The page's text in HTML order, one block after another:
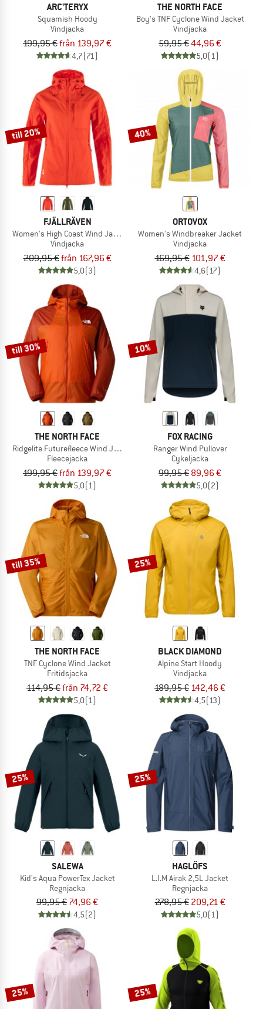
ARC'TERYX
Squamish Hoody
Vindjacka
199,95 €från 139,97 €
4,7(71)
THE NORTH FACE
Boy's TNF Cyclone Wind Jacket
Vindjacka
59,95 €44,96 €
5,0(1)
till 20%
FJÄLLRÄVEN
Women's High Coast Wind Jacket
Vindjacka
209,95 €från 167,96 €
5,0(3)
40%
ORTOVOX
Women's Windbreaker Jacket
Vindjacka
169,95 € 101,97 €
4,6(17)
till 30%
THE NORTH FACE
Ridgelite Futurefleece Wind Jacket
Fleecejacka
199,95 €från 139,97 €
5,0(1)
10%
FOX RACING
Ranger Wind Pullover
Cykeljacka
99,95 € 89,96 €
5,0(2)
till 35%
THE NORTH FACE
TNF Cyclone Wind Jacket
Fritidsjacka
114,95 €från 74,72 €
5,0(1)
25%
BLACK DIAMOND
Alpine Start Hoody
Vindjacka
189,95 € 142,46 €
4,5(13)
25%
SALEWA
Kid's Aqua PowerTex Jacket
Regnjacka
99,95 € 74,96 €
4,5(2)
25%
HAGLÖFS
L.I.M Airak 2,5L Jacket
Regnjacka
278,95 € 209,21 €
5,0(1)
25% 25%